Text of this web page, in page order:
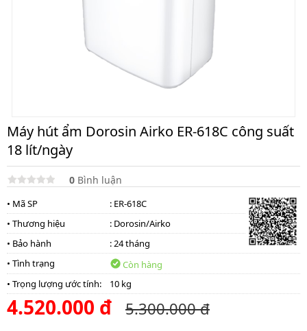
Máy hút ẩm Dorosin Airko ER-618C công suất
18 lít/ngày
0 Bình luận
• Mã SP
: ER-618C
• Thương hiệu
: Dorosin/Airko
• Bảo hành
: 24 tháng
• Tình trạng
Còn hàng
• Trọng lượng ước tính:
10 kg
4.520.000 đ 5.300.000 đ